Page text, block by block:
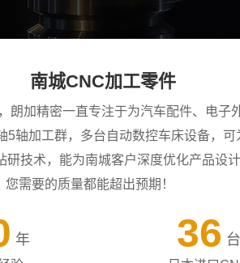
南城CNC加工零件
加精密一直专注于为汽车配件、电子
轴加工群，多台自动数控车床设备，
技术，能为南城客户深度优化产品设
需要的质量都能超出预期！
年 36 台